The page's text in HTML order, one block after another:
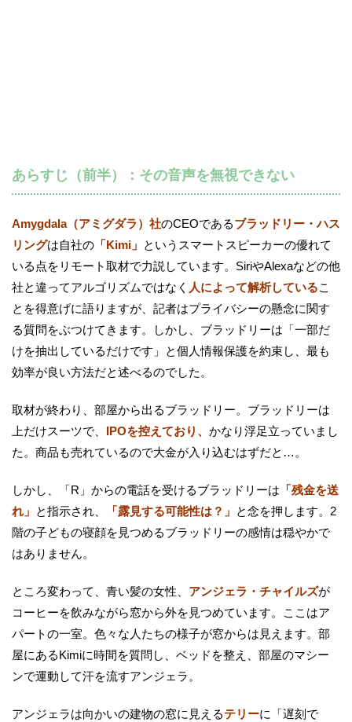
あらすじ（前半）：その音声を無視できない
Amygdala（アミグダラ）社のCEOであるブラッドリー・ハス
リングは自社の 「Kimi」 というスマートスピーカーの優れて
いる点をリモート取材で力説しています。SiriやAlexaなどの他
社と違ってアルゴリズムではなく 人によって解析しているこ
とを得意げに語りますが、記者はプライバシーの懸念に関す
る質問をぶつけてきます。しかし、ブラッドリーは「一部だ
けを抽出しているだけです」と個人情報保護を約束し、最も
効率が良い方法だと述べるのでした。
取材が終わり、部屋から出るブラッドリー。ブラッドリーは
上だけスーツで、 IPOを控えており、 かなり浮足立っていまし
た。商品も売れているので大金が入り込むはずだと…。
しかし、「R」からの電話を受けるブラッドリーは 「残金を送
れ」 と指示され、 「露見する可能性は？」 と念を押します。2
階の子どもの寝顔を見つめるブラッドリーの感情は穏やかで
はありません。
ところ変わって、青い髪の女性、 アンジェラ・チャイルズが
コーヒーを飲みながら窓から外を見つめています。ここはア
パートの一室。色々な人たちの様子が窓からは見えます。部
屋にあるKimiに時間を質問し、ベッドを整え、部屋のマシー
ンで運動して汗を流すアンジェラ。
アンジェラは向かいの建物の窓に見えるテリーに「遅刻で